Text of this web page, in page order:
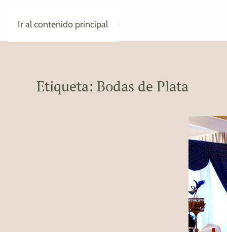
Ir al contenido principal
Etiqueta: Bodas de Plata